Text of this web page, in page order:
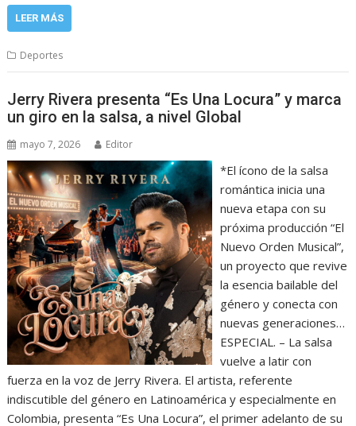
LEER MÁS
Deportes
Jerry Rivera presenta “Es Una Locura” y marca
un giro en la salsa, a nivel Global
mayo 7, 2026 Editor
*El ícono de la salsa
romántica inicia una
nueva etapa con su
próxima producción “El
Nuevo Orden Musical”,
un proyecto que revive
la esencia bailable del
género y conecta con
nuevas generaciones…
ESPECIAL. – La salsa
vuelve a latir con
fuerza en la voz de Jerry Rivera. El artista, referente
indiscutible del género en Latinoamérica y especialmente en
Colombia, presenta “Es Una Locura”, el primer adelanto de su